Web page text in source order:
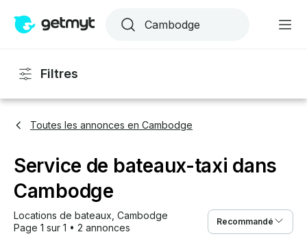
Filtres
Toutes les annonces en Cambodge
Service de bateaux-taxi dans
Cambodge
Locations de bateaux Cambodge
Page 1 sur 1 • 2 annonces
Recommandé